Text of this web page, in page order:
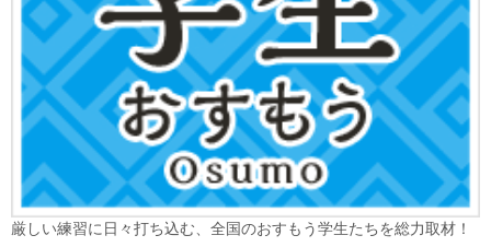
厳しい練習に日々打ち込む、全国のおすもう学生たちを総力取材！